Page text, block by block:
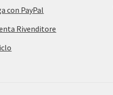
con PayPal
Rivenditore